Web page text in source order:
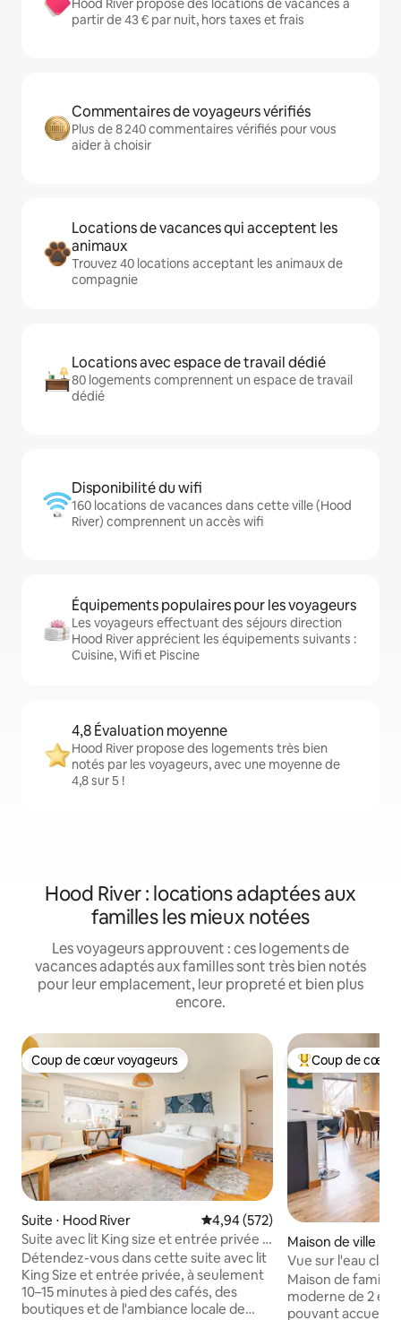
Hood River propose des locations de vacances à
partir de 43 € par nuit, hors taxes et frais
Commentaires de voyageurs vérifiés
Plus de 8 240 commentaires vérifiés pour vous
aider à choisir
Locations de vacances qui acceptent les
animaux
Trouvez 40 locations acceptant les animaux de
compagnie
Locations avec espace de travail dédié
80 logements comprennent un espace de travail
dédié
Disponibilité du wifi
160 locations de vacances dans cette ville (Hood
River) comprennent un accès wifi
Équipements populaires pour les voyageurs
Les voyageurs effectuant des séjours direction
Hood River apprécient les équipements suivants :
Cuisine, Wifi et Piscine
4,8 Évaluation moyenne
Hood River propose des logements très bien
notés par les voyageurs, avec une moyenne de
4,8 sur 5 !
Hood River : locations adaptées aux
familles les mieux notées
Les voyageurs approuvent : ces logements de
vacances adaptés aux familles sont très bien notés
pour leur emplacement, leur propreté et bien plus
encore.
Coup de cœur voyageurs
Coup de cœur voyageurs
Suite ⋅ Hood River Évaluation moyenne sur la
4,94 (572)
Suite avec lit King size et entrée privée |
À deux pas des boutiques et des
restaurants
Détendez-vous dans cette suite avec lit
King Size et entrée privée, à seulement
10–15 minutes à pied des cafés, des
boutiques et de l'ambiance locale de
Coups de cœur
Coup de cœur
Maison de ville ⋅
Vue sur l'eau
Maison de famille
moderne de 2
pouvant